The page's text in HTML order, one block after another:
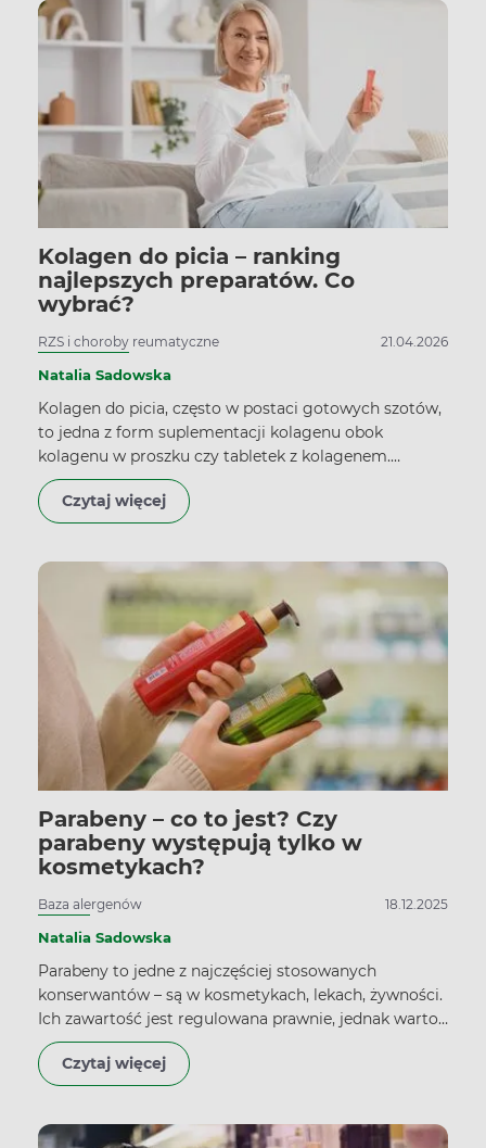
Kolagen do picia – ranking
najlepszych preparatów. Co
wybrać?
RZS i choroby reumatyczne 21.04.2026
Natalia Sadowska
Kolagen do picia, często w postaci gotowych szotów,
to jedna z form suplementacji kolagenu obok
kolagenu w proszku czy tabletek z kolagenem.
Badania wykazują, że regularnie stosowany może
poprawić nawilżenie skóry już po miesiącu, znacznie
dłużej trzeba poczekać, chcąc kolagenem wzmocnić
przy wyborze kolagenu do picia i czego można się
spodziewać.
Czytaj więcej
Parabeny – co to jest? Czy
parabeny występują tylko w
kosmetykach?
Baza alergenów 18.12.2025
Natalia Sadowska
Parabeny to jedne z najczęściej stosowanych
konserwantów – są w kosmetykach, lekach, żywności.
Ich zawartość jest regulowana prawnie, jednak warto
zwracać uwagę na liczbę ich źródeł, ponieważ
najnowsze badania wskazują, że parabeny mogą
wpływać na zmiany hormonalne, działać rakotwórczo
Czytaj więcej